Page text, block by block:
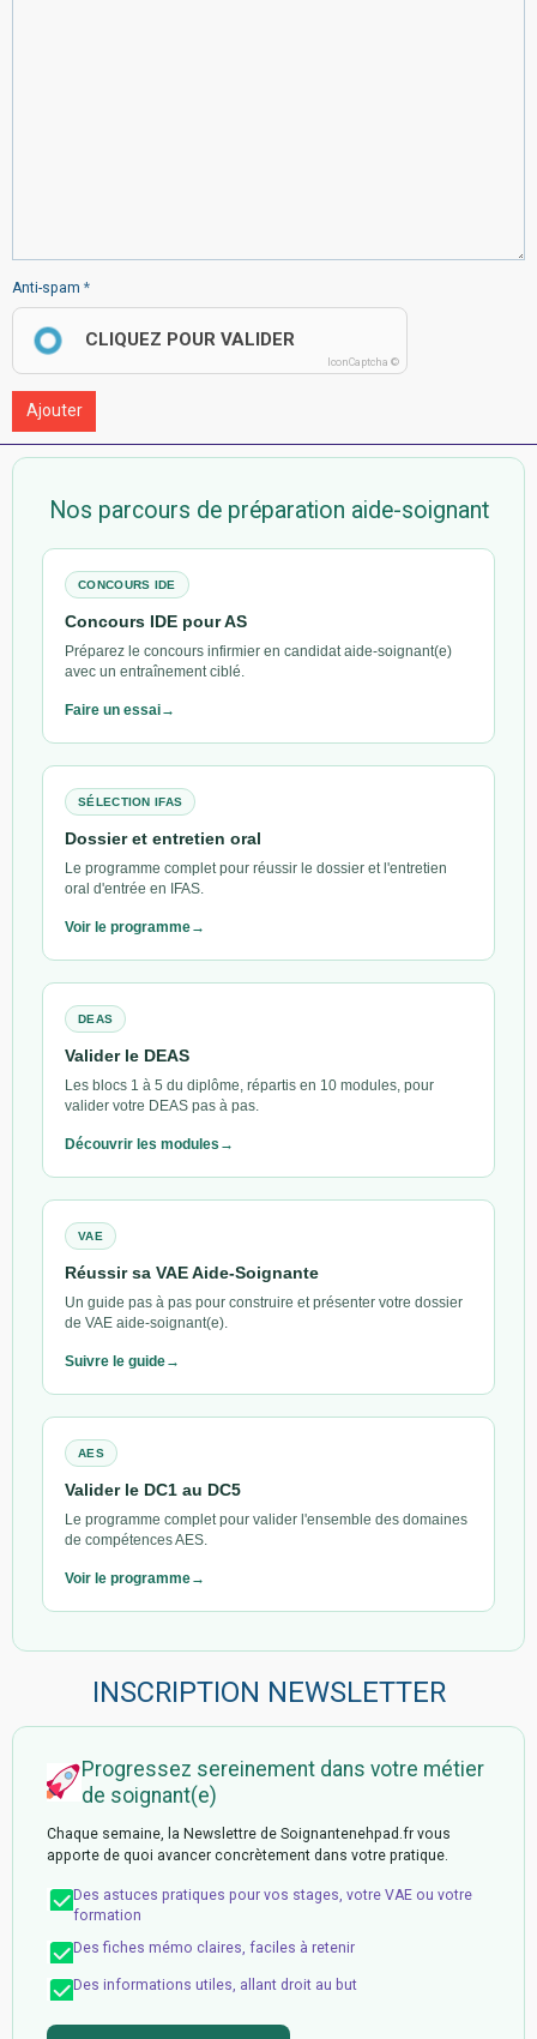
Anti-spam
CLIQUEZ POUR VALIDER
IconCaptcha ©
Ajouter
Nos parcours de préparation aide-soignant
CONCOURS IDE
Concours IDE pour AS
Préparez le concours infirmier en candidat aide-soignant(e)
avec un entraînement ciblé.
Faire un essai
SÉLECTION IFAS
Dossier et entretien oral
Le programme complet pour réussir le dossier et l'entretien
oral d'entrée en IFAS.
Voir le programme
DEAS
Valider le DEAS
Les blocs 1 à 5 du diplôme, répartis en 10 modules, pour
valider votre DEAS pas à pas.
Découvrir les modules
VAE
Réussir sa VAE Aide-Soignante
Un guide pas à pas pour construire et présenter votre dossier
de VAE aide-soignant(e).
Suivre le guide
AES
Valider le DC1 au DC5
Le programme complet pour valider l'ensemble des domaines
de compétences AES.
Voir le programme
INSCRIPTION NEWSLETTER
Progressez sereinement dans votre métier
de soignant(e)
Chaque semaine, la Newslettre de Soignantenehpad.fr vous
apporte de quoi avancer concrètement dans votre pratique.
Des astuces pratiques pour vos stages, votre VAE ou votre
formation
Des fiches mémo claires, faciles à retenir
Des informations utiles, allant droit au but